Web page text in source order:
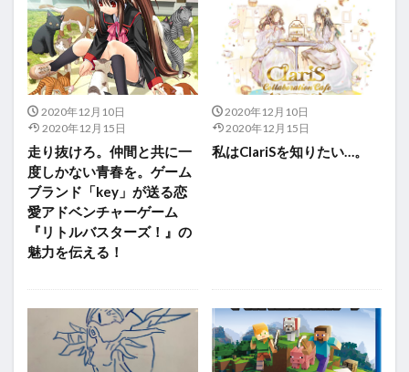
2020年12月10日
2020年12月15日
走り抜けろ。仲間と共に一
度しかない青春を。ゲーム
ブランド「key」が送る恋
愛アドベンチャーゲーム
『リトルバスターズ！』の
魅力を伝える！
2020年12月10日
2020年12月15日
私はClariSを知りたい…。